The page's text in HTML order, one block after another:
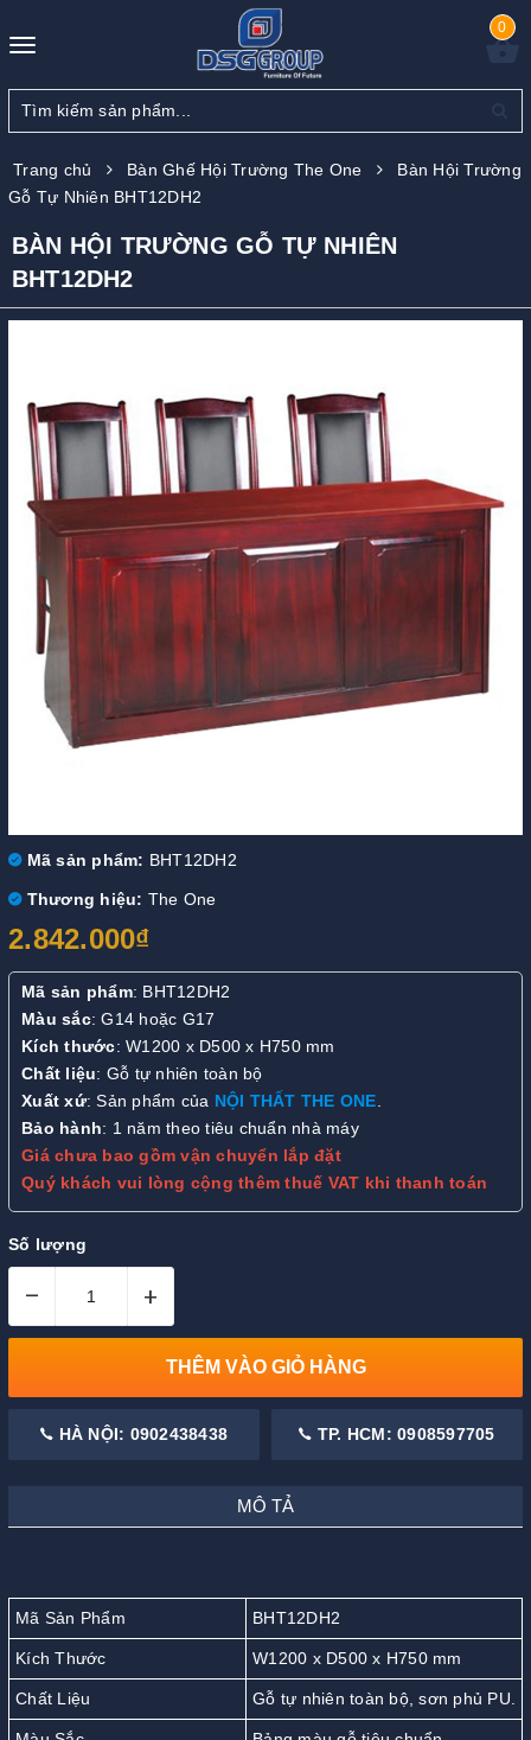
Toggle
0
Trang chủ Bàn Ghế Hội Trường The One
Bàn Hội Trường
Gỗ Tự Nhiên BHT12DH2
BÀN HỘI TRƯỜNG GỖ TỰ NHIÊN
BHT12DH2
Mã sản phẩm: BHT12DH2
Thương hiệu: The One
2.842.000₫
Mã sản phẩm: BHT12DH2
Màu sắc: G14 hoặc G17
Kích thước: W1200 x D500 x H750 mm
Chất liệu: Gỗ tự nhiên toàn bộ
Xuất xứ: Sản phẩm của NỘI THẤT THE ONE.
Bảo hành: 1 năm theo tiêu chuẩn nhà máy
Giá chưa bao gồm vận chuyển lắp đặt
Quý khách vui lòng cộng thêm thuế VAT khi thanh toán
Số lượng
– +
THÊM VÀO GIỎ HÀNG
HÀ NỘI: 0902438438 TP. HCM: 0908597705
MÔ TẢ
Mã Sản Phẩm BHT12DH2
Kích Thước W1200 x D500 x H750 mm
Chất Liệu Gỗ tự nhiên toàn bộ, sơn phủ PU.